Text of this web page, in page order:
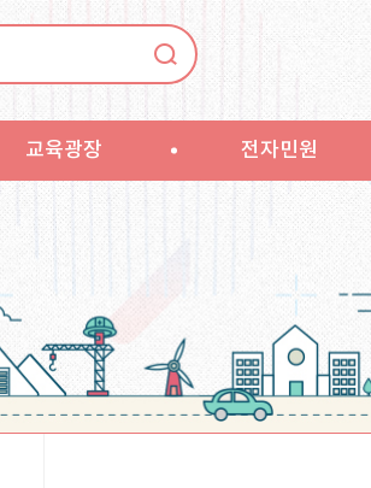
교육광장 전자민원